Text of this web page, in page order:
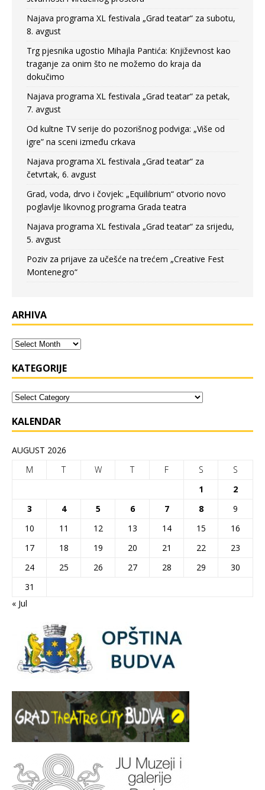
Najava programa XL festivala „Grad teatar“ za subotu,
8. avgust
Trg pjesnika ugostio Mihajla Pantića: Književnost kao
traganje za onim što ne možemo do kraja da
dokučimo
Najava programa XL festivala „Grad teatar“ za petak,
7. avgust
Od kultne TV serije do pozorišnog podviga: „Više od
igre” na sceni između crkava
Najava programa XL festivala „Grad teatar“ za
četvrtak, 6. avgust
Grad, voda, drvo i čovjek: „Equilibrium“ otvorio novo
poglavlje likovnog programa Grada teatra
Najava programa XL festivala „Grad teatar“ za srijedu,
5. avgust
Poziv za prijave za učešće na trećem „Creative Fest
Montenegro“
ARHIVA
KATEGORIJE
KALENDAR
AUGUST 2026
M
T W T F S
S
1
2
3
4 5 6 7 8
9
10
11 12 13 14 15
16
17
18 19 20 21 22
23
24
25 26 27 28 29
30
31
« Jul